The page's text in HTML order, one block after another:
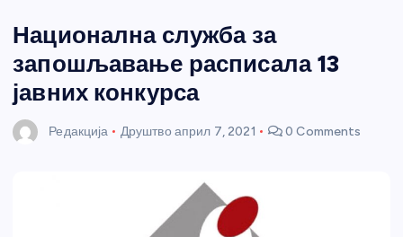
и портал
Национална служба за
запошљавање расписала 13
јавних конкурса
Редакција Друштво април 7, 2021 0 Comments